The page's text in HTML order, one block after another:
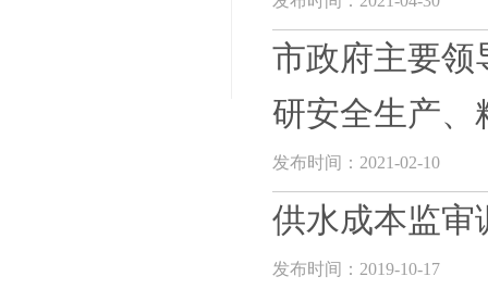
市政府主要领
研安全生产、
发布时间：2021-02-10
供水成本监审
发布时间：2019-10-17